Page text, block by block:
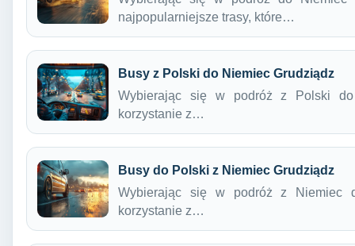
najpopularniejsze trasy, które…
Busy z Polski do Niemiec Grudziądz
Wybierając się w podróż z Polski
korzystanie z…
Busy do Polski z Niemiec Grudziądz
Wybierając się w podróż z Niemiec
korzystanie z…